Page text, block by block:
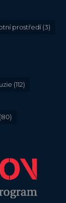
prostředí(3)
(112)
(80)